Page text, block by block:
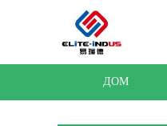
ДОМ